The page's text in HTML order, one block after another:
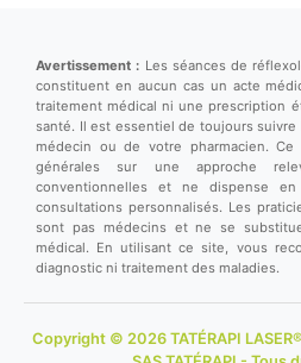
Avertissement : Les séances de
constituent en aucun cas un acte
traitement médical ni une prescription
santé. Il est essentiel de toujours
médecin ou de votre pharmacien.
générales sur une approche
conventionnelles et ne dispense
consultations personnalisés. Les
sont pas médecins et ne se
médical. En utilisant ce site, vous
diagnostic ni traitement des maladies.
Copyright © 2026 TATÉRAPI